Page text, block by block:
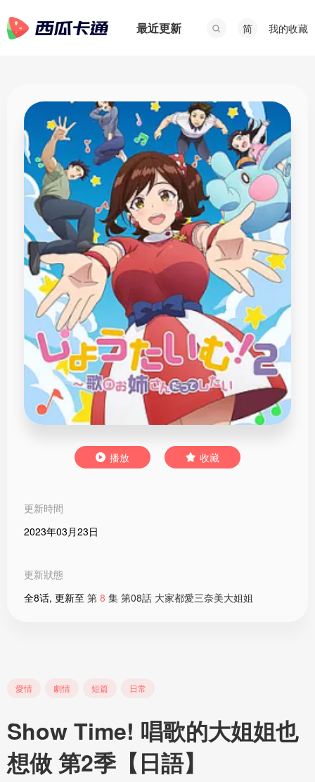
最近更新 简 我的收藏
播放 收藏
更新時間
2023年03月23日
更新狀態
全8话, 更新至 第 8 集 第08話 大家都愛三奈美大姐姐
愛情 劇情 短篇 日常
Show Time! 唱歌的大姐姐也
想做 第2季【日語】